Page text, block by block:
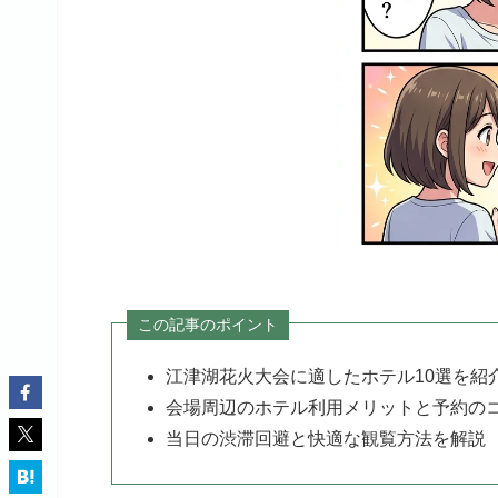
この記事のポイント
江津湖花火大会に適したホテル10選を紹
会場周辺のホテル利用メリットと予約の
当日の渋滞回避と快適な観覧方法を解説